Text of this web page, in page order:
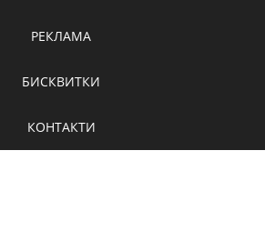
РЕКЛАМА
БИСКВИТКИ
КОНТАКТИ